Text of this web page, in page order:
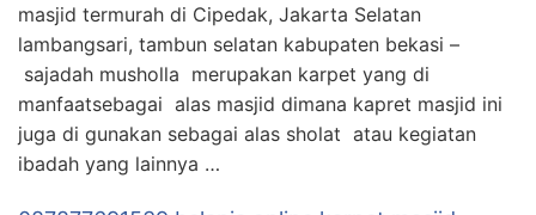
masjid termurah di Cipedak, Jakarta Selatan
lambangsari, tambun selatan kabupaten bekasi –
sajadah musholla merupakan karpet yang di
manfaatsebagai alas masjid dimana kapret masjid ini
juga di gunakan sebagai alas sholat atau kegiatan
ibadah yang lainnya …